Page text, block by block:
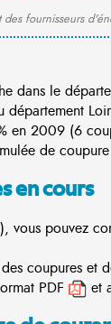
fournisseurs
dans le
département
en 2009 (6
de
en cours
vous pouvez
coupures et
PDF
et